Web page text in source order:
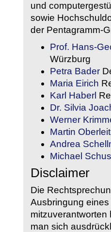
und
sowie
der Pentagramm-
Prof. Hans-
Würzburg
Petra Bader
Maria Eirich
Karl Haberl
Dr. Silvia
Werner
Martin
Andrea
Michael
Disclaimer
Die
Ausbringung
man sich